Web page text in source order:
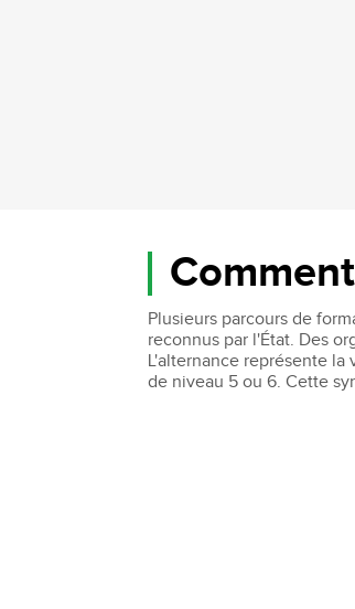
Plusieurs parcours de
reconnus par l'État. Des
L'alternance représente
de niveau 5 ou 6. Cette